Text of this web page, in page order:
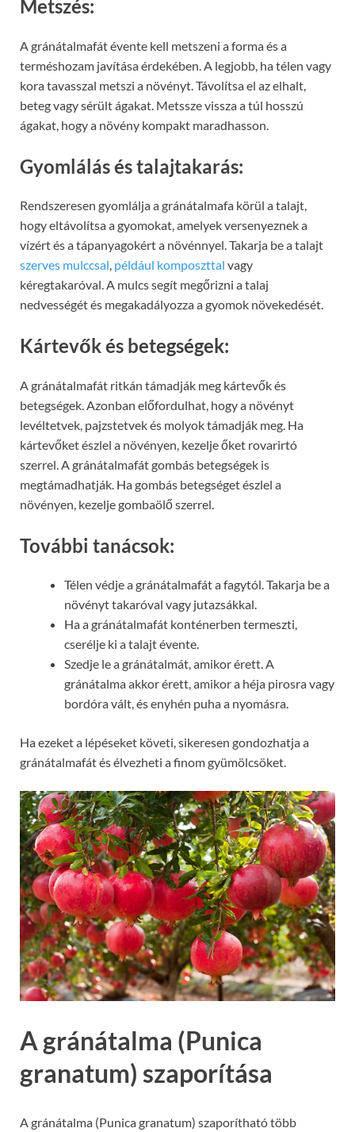
Metszés:
A gránátalmafát évente kell metszeni a forma és a
terméshozam javítása érdekében. A legjobb, ha télen vagy
kora tavasszal metszi a növényt. Távolítsa el az elhalt,
beteg vagy sérült ágakat. Metssze vissza a túl hosszú
ágakat, hogy a növény kompakt maradhasson.
Gyomlálás és talajtakarás:
Rendszeresen gyomlálja a gránátalmafa körül a talajt,
hogy eltávolítsa a gyomokat, amelyek versenyeznek a
vízért és a tápanyagokért a növénnyel. Takarja be a talajt
szerves mulccsal, például komposzttal vagy
kéregtakaróval. A mulcs segít megőrizni a talaj
nedvességét és megakadályozza a gyomok növekedését.
Kártevők és betegségek:
A gránátalmafát ritkán támadják meg kártevők és
betegségek. Azonban előfordulhat, hogy a növényt
levéltetvek, pajzstetvek és molyok támadják meg. Ha
kártevőket észlel a növényen, kezelje őket rovarirtó
szerrel. A gránátalmafát gombás betegségek is
megtámadhatják. Ha gombás betegséget észlel a
növényen, kezelje gombaölő szerrel.
További tanácsok:
Télen védje a gránátalmafát a fagytól. Takarja be a
növényt takaróval vagy jutazsákkal.
Ha a gránátalmafát konténerben termeszti,
cserélje ki a talajt évente.
Szedje le a gránátalmát, amikor érett. A
gránátalma akkor érett, amikor a héja pirosra vagy
bordóra vált, és enyhén puha a nyomásra.
Ha ezeket a lépéseket követi, sikeresen gondozhatja a
gránátalmafát és élvezheti a finom gyümölcsöket.
A gránátalma (Punica
granatum) szaporítása
A gránátalma (Punica granatum) szaporítható több